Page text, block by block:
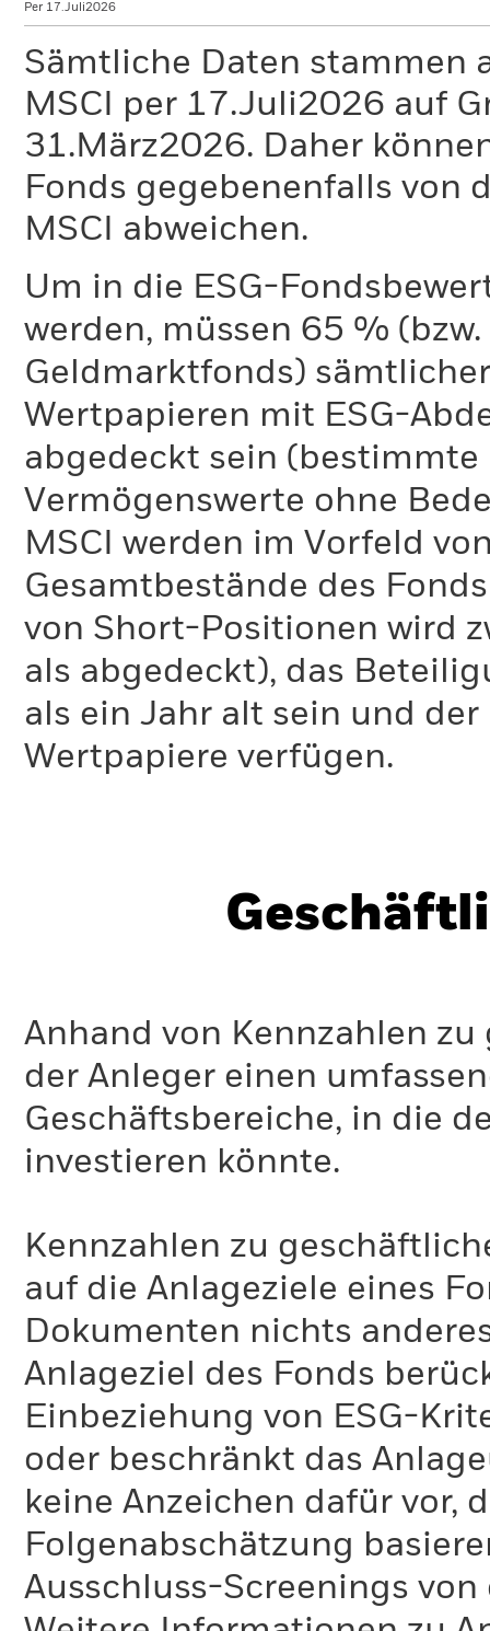
Per 17.Juli2026
Sämtliche Daten stammen
MSCI per 17.Juli2026 auf
31.März2026. Daher
Fonds gegebenenfalls von
MSCI abweichen.
Um in die ESG-
werden, müssen 65 %
Geldmarktfonds)
Wertpapieren mit ESG-
abgedeckt sein
Vermögenswerte ohne
MSCI werden im Vorfeld
Gesamtbestände des
von Short-Positionen wird
als abgedeckt), das
als ein Jahr alt sein und
Wertpapiere verfügen.
Anhand von Kennzahlen
der Anleger einen
Geschäftsbereiche, in die
investieren könnte.
Kennzahlen zu
auf die Anlageziele eines
Dokumenten nichts
Anlageziel des Fonds
Einbeziehung von ESG-
oder beschränkt das
keine Anzeichen dafür vor,
Folgenabschätzung
Ausschluss-Screenings